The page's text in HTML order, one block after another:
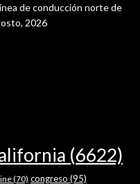
de conducción norte de
2026
(6622)
(70) congreso (95)